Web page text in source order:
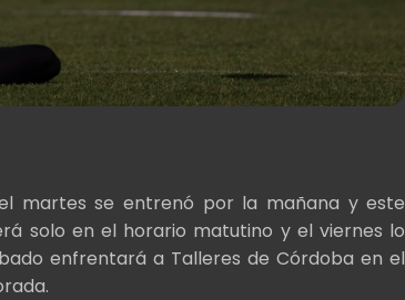
martes se entrenó por la mañana y este
solo en el horario matutino y el viernes lo
enfrentará a Talleres de Córdoba en el